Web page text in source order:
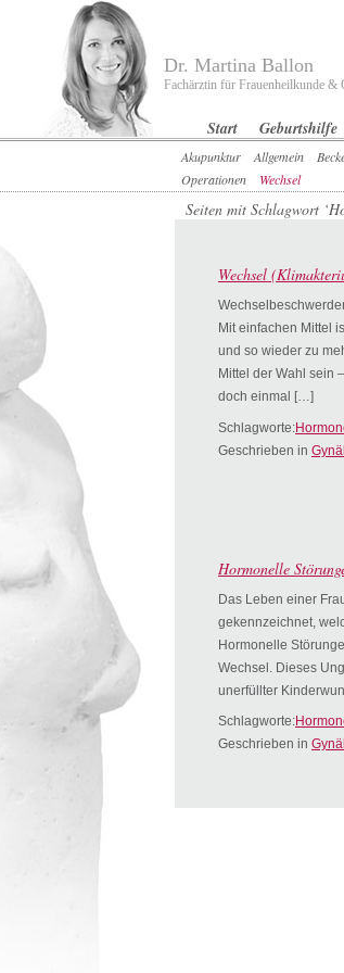
Dr. Martina Ballon
Fachärztin für Frauenheilkunde &
Start Geburtshilfe
Akupunktur Allgemein
Operationen
Wechsel
Seiten mit Schlagwort
Wechsel
Mit einfachen Mittel
und so wieder zu
Mittel der Wahl sein
doch einmal […]
Schlagworte:
Geschrieben in
Hormonelle
Das Leben einer
gekennzeichnet,
Hormonelle
Wechsel. Dieses
unerfüllter
Schlagworte:
Geschrieben in